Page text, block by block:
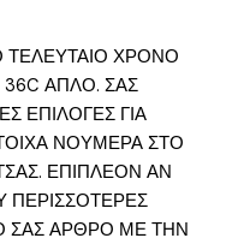
ΤΕΛΕΥΤΑΙΟ ΧΡΟΝΟ
ΑΠΛΟ. ΣΑΣ
ΕΠΙΛΟΓΕΣ ΓΙΑ
ΝΟΥΜΕΡΑ ΣΤΟ
ΕΠΙΠΛΕΟΝ ΑΝ
ΠΕΡΙΣΣΟΤΕΡΕΣ
ΣΑΣ ΑΡΘΡΟ ΜΕ ΤΗΝ